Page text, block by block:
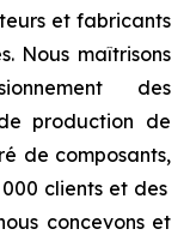
et fabricants
Nous maîtrisons
des
production de
de composants,
clients et des
concevons et